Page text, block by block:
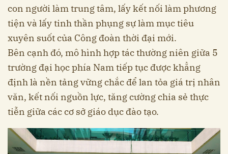
con người làm trung tâm, lấy kết nối làm phương
tiện và lấy tinh thần phụng sự làm mục tiêu
xuyên suốt của Công đoàn thời đại mới.
Bên cạnh đó, mô hình hợp tác thường niên giữa 5
trường đại học phía Nam tiếp tục được khẳng
định là nền tảng vững chắc để lan tỏa giá trị nhân
văn, kết nối nguồn lực, tăng cường chia sẻ thực
tiễn giữa các cơ sở giáo dục đào tạo.